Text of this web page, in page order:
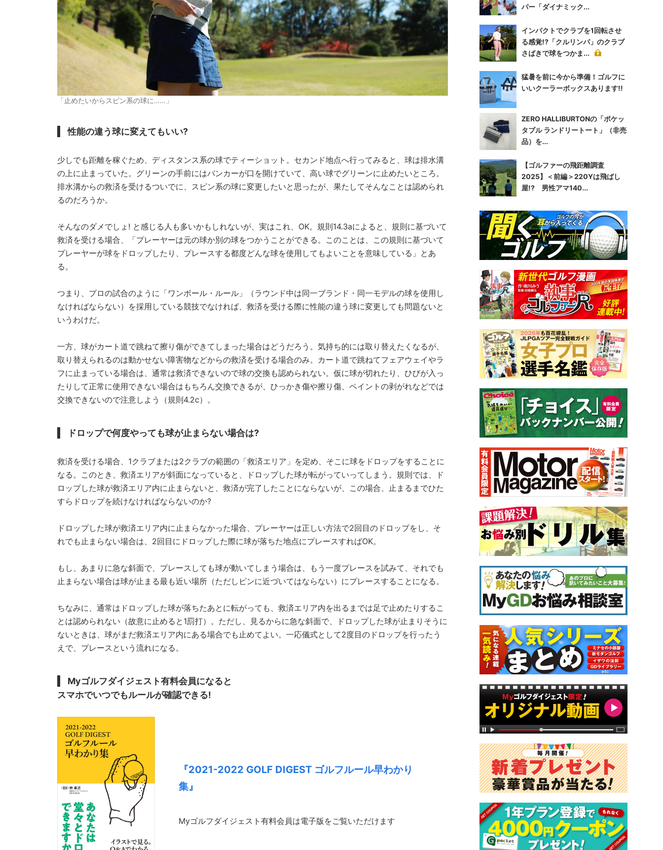
「止めたいからスピン系の球に……」
性能の違う球に変えてもいい?
少しでも距離を稼ぐため、ディスタンス系の球でティーショット。セカンド地点へ行ってみると、球は排水溝
の上に止まっていた。グリーンの手前にはバンカーが口を開けていて、高い球でグリーンに止めたいところ。
排水溝からの救済を受けるついでに、スピン系の球に変更したいと思ったが、果たしてそんなことは認められ
るのだろうか。
そんなのダメでしょ! と感じる人も多いかもしれないが、実はこれ、OK。規則14.3aによると、規則に基づいて
救済を受ける場合、「プレーヤーは元の球か別の球をつかうことができる。このことは、この規則に基づいて
プレーヤーが球をドロップしたり、プレースする都度どんな球を使用してもよいことを意味している」とあ
る。
つまり、プロの試合のように「ワンボール・ルール」（ラウンド中は同一ブランド・同一モデルの球を使用し
なければならない）を採用している競技でなければ、救済を受ける際に性能の違う球に変更しても問題ないと
いうわけだ。
一方、球がカート道で跳ねて擦り傷ができてしまった場合はどうだろう。気持ち的には取り替えたくなるが、
取り替えられるのは動かせない障害物などからの救済を受ける場合のみ。カート道で跳ねてフェアウェイやラ
フに止まっている場合は、通常は救済できないので球の交換も認められない。仮に球が切れたり、ひびが入っ
たりして正常に使用できない場合はもちろん交換できるが、ひっかき傷や擦り傷、ペイントの剥がれなどでは
交換できないので注意しよう（規則4.2c）。
ドロップで何度やっても球が止まらない場合は?
救済を受ける場合、1クラブまたは2クラブの範囲の「救済エリア」を定め、そこに球をドロップをすることに
なる。このとき、救済エリアが斜面になっていると、ドロップした球が転がっていってしまう。規則では、ド
ロップした球が救済エリア内に止まらないと、救済が完了したことにならないが、この場合、止まるまでひた
すらドロップを続けなければならないのか?
ドロップした球が救済エリア内に止まらなかった場合、プレーヤーは正しい方法で2回目のドロップをし、そ
れでも止まらない場合は、2回目にドロップした際に球が落ちた地点にプレースすればOK。
もし、あまりに急な斜面で、プレースしても球が動いてしまう場合は、もう一度プレースを試みて、それでも
止まらない場合は球が止まる最も近い場所（ただしピンに近づいてはならない）にプレースすることになる。
ちなみに、通常はドロップした球が落ちたあとに転がっても、救済エリア内を出るまでは足で止めたりするこ
とは認められない（故意に止めると1罰打）。ただし、見るからに急な斜面で、ドロップした球が止まりそうに
ないときは、球がまだ救済エリア内にある場合でも止めてよい。一応儀式として2度目のドロップを行ったう
えで、プレースという流れになる。
Myゴルフダイジェスト有料会員になると
スマホでいつでもルールが確認できる!
『2021-2022 GOLF DIGEST ゴルフルール早わかり
集』
Myゴルフダイジェスト有料会員は電子版をご覧いただけます
パー「ダイナミック...
インパクトでクラブを1回転させ
る感覚!?「クルリンパ」のクラブ
さばきで球をつかま...
猛暑を前に今から準備！ゴルフに
いいクーラーボックスあります!!
ZERO HALLIBURTONの「ポケッ
タブル ランドリートート」（非売
品）を...
【ゴルファーの飛距離調査
2025】＜前編＞220Yは飛ばし
屋!? 男性アマ140...